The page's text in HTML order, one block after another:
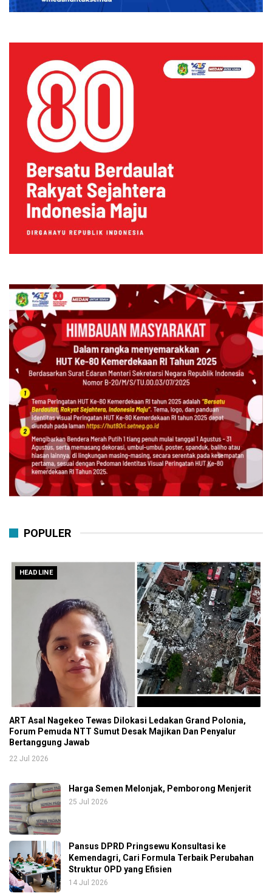
POPULER
HEADLINE
ART Asal Nagekeo Tewas Dilokasi Ledakan Grand Polonia,
Forum Pemuda NTT Sumut Desak Majikan Dan Penyalur
Bertanggung Jawab
22 Jul 2026
Harga Semen Melonjak, Pemborong Menjerit
25 Jul 2026
Pansus DPRD Pringsewu Konsultasi ke
Kemendagri, Cari Formula Terbaik Perubahan
Struktur OPD yang Efisien
14 Jul 2026